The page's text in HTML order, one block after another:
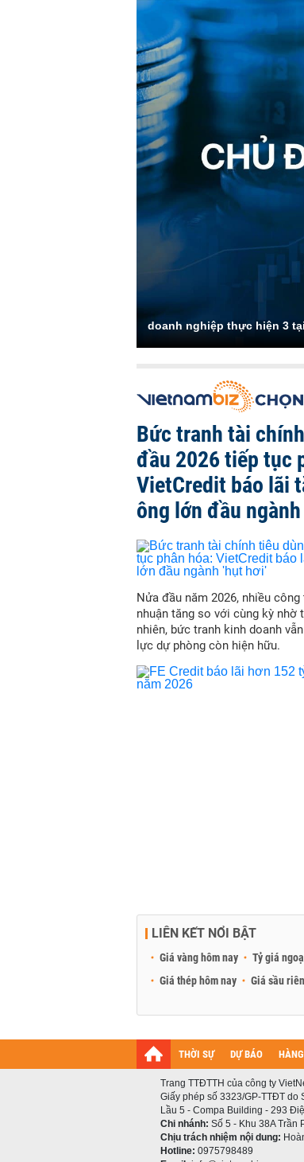
doanh nghiệp thực hiện 3
Bức tranh tài
đầu 2026 tiếp tục
VietCredit báo lãi
ông lớn đầu
Nửa đầu năm 2026, nhiều
nhuận tăng so với cùng kỳ nhờ
nhiên, bức tranh kinh doanh
lực dự phòng còn hiện hữu.
LIÊN KẾT NỔI BẬT
Giá vàng hôm nay Tỷ giá
Giá thép hôm nay
Giá sầu
THỜI SỰ DỰ BÁO
Trang TTĐTTH của công ty
Giấy phép số 3323/GP-TTĐT do
Lầu 5 - Compa Building - 293
Chi nhánh: Số 5 - Khu 38A Trần
Chịu trách nhiệm nội dung:
Hotline: 0975798489